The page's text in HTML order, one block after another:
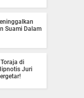
Suami Dalam
di
Juri